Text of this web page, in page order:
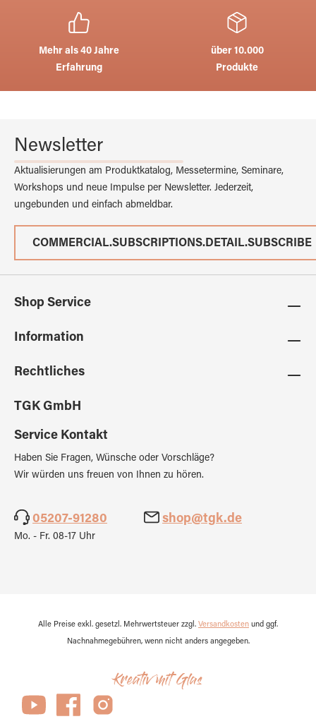
Mehr als 40 Jahre
Erfahrung
über 10.000
Produkte
Newsletter
Aktualisierungen am Produktkatalog, Messetermine, Seminare,
Workshops und neue Impulse per Newsletter. Jederzeit,
ungebunden und einfach abmeldbar.
COMMERCIAL.SUBSCRIPTIONS.DETAIL.SUBSCRIBE
Shop Service
Information
Rechtliches
TGK GmbH
Service Kontakt
Haben Sie Fragen, Wünsche oder Vorschläge?
Wir würden uns freuen von Ihnen zu hören.
05207-91280 shop@tgk.de
Mo. - Fr. 08-17 Uhr
Alle Preise exkl. gesetzl. Mehrwertsteuer zzgl. Versandkosten und ggf.
Nachnahmegebühren, wenn nicht anders angegeben.
Kreativ mit Glas